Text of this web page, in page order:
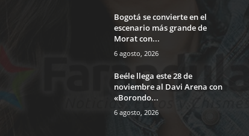
Bogotá se convierte en el
escenario más grande de
Morat con...
6 agosto, 2026
Beéle llega este 28 de
noviembre al Davi Arena con
«Borondo...
6 agosto, 2026